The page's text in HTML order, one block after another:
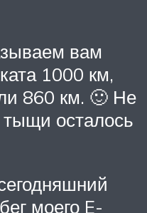
вам
1000 км,
860 км. 🙂 Не
тыщи осталось
моего E-